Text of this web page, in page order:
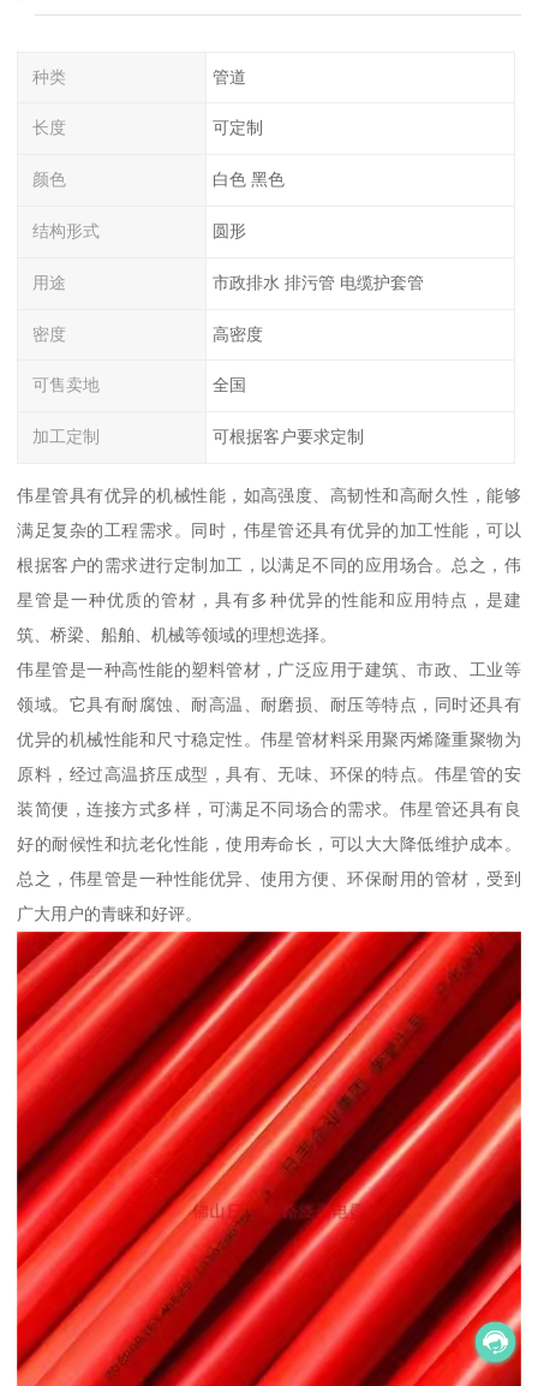
种类 管道
长度 可定制
颜色 白色 黑色
结构形式 圆形
用途 市政排水 排污管 电缆护套管
密度 高密度
可售卖地 全国
加工定制 可根据客户要求定制
伟星管具有优异的机械性能，如高强度、高韧性和高耐久性，能够
满足复杂的工程需求。同时，伟星管还具有优异的加工性能，可以
根据客户的需求进行定制加工，以满足不同的应用场合。总之，伟
星管是一种优质的管材，具有多种优异的性能和应用特点，是建
筑、桥梁、船舶、机械等领域的理想选择。
伟星管是一种高性能的塑料管材，广泛应用于建筑、市政、工业等
领域。它具有耐腐蚀、耐高温、耐磨损、耐压等特点，同时还具有
优异的机械性能和尺寸稳定性。伟星管材料采用聚丙烯隆重聚物为
原料，经过高温挤压成型，具有、无味、环保的特点。伟星管的安
装简便，连接方式多样，可满足不同场合的需求。伟星管还具有良
好的耐候性和抗老化性能，使用寿命长，可以大大降低维护成本。
总之，伟星管是一种性能优异、使用方便、环保耐用的管材，受到
广大用户的青睐和好评。